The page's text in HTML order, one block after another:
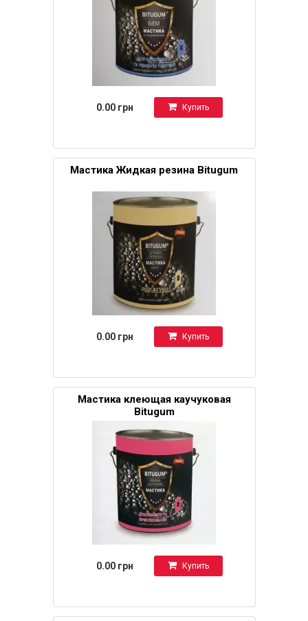
0.00 грн Купить
Мастика Жидкая резина Bitugum
0.00 грн Купить
Мастика клеющая каучуковая
Bitugum
0.00 грн Купить